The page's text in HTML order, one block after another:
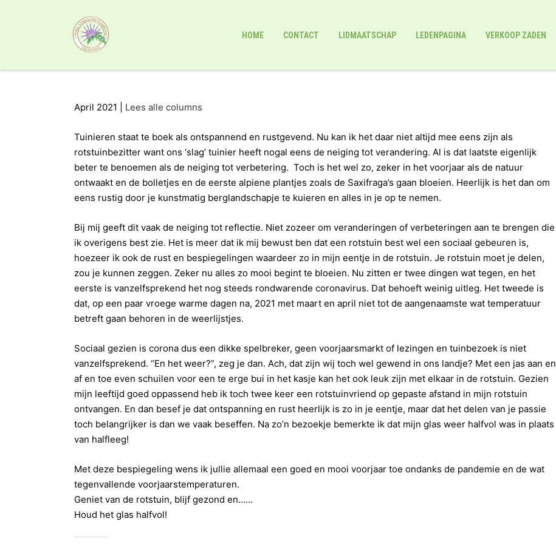
HOME CONTACT LIDMAATSCHAP LEDENPAGINA VERKOOP ZADEN
April 2021 | Lees alle columns
Tuinieren staat te boek als ontspannend en rustgevend. Nu kan ik het daar niet altijd mee eens zijn als
rotstuinbezitter want ons ‘slag’ tuinier heeft nogal eens de neiging tot verandering. Al is dat laatste eigenlijk
beter te benoemen als de neiging tot verbetering. Toch is het wel zo, zeker in het voorjaar als de natuur
ontwaakt en de bolletjes en de eerste alpiene plantjes zoals de Saxifraga’s gaan bloeien. Heerlijk is het dan om
eens rustig door je kunstmatig berglandschapje te kuieren en alles in je op te nemen.
Bij mij geeft dit vaak de neiging tot reflectie. Niet zozeer om veranderingen of verbeteringen aan te brengen die
ik overigens best zie. Het is meer dat ik mij bewust ben dat een rotstuin best wel een sociaal gebeuren is,
hoezeer ik ook de rust en bespiegelingen waardeer zo in mijn eentje in de rotstuin. Je rotstuin moet je delen,
zou je kunnen zeggen. Zeker nu alles zo mooi begint te bloeien. Nu zitten er twee dingen wat tegen, en het
eerste is vanzelfsprekend het nog steeds rondwarende coronavirus. Dat behoeft weinig uitleg. Het tweede is
dat, op een paar vroege warme dagen na, 2021 met maart en april niet tot de aangenaamste wat temperatuur
betreft gaan behoren in de weerlijstjes.
Sociaal gezien is corona dus een dikke spelbreker, geen voorjaarsmarkt of lezingen en tuinbezoek is niet
vanzelfsprekend. “En het weer?”, zeg je dan. Ach, dat zijn wij toch wel gewend in ons landje? Met een jas aan en
af en toe even schuilen voor een te erge bui in het kasje kan het ook leuk zijn met elkaar in de rotstuin. Gezien
mijn leeftijd goed oppassend heb ik toch twee keer een rotstuinvriend op gepaste afstand in mijn rotstuin
ontvangen. En dan besef je dat ontspanning en rust heerlijk is zo in je eentje, maar dat het delen van je passie
toch belangrijker is dan we vaak beseffen. Na zo’n bezoekje bemerkte ik dat mijn glas weer halfvol was in plaats
van halfleeg!
Met deze bespiegeling wens ik jullie allemaal een goed en mooi voorjaar toe ondanks de pandemie en de wat
tegenvallende voorjaarstemperaturen.
Geniet van de rotstuin, blijf gezond en……
Houd het glas halfvol!